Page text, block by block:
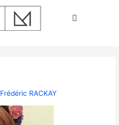
Frédéric RACKAY